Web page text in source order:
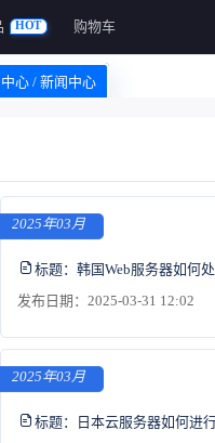
HOT 购物车
心 / 新闻中心
2025年03月
标题： 韩国Web服务器如何
发布日期：2025-03-31 12:02
2025年03月
标题：
日本云服务器如何进